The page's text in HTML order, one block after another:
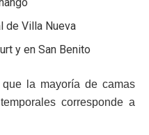
de Villa Nueva
y en San Benito
la mayoría de camas
corresponde a